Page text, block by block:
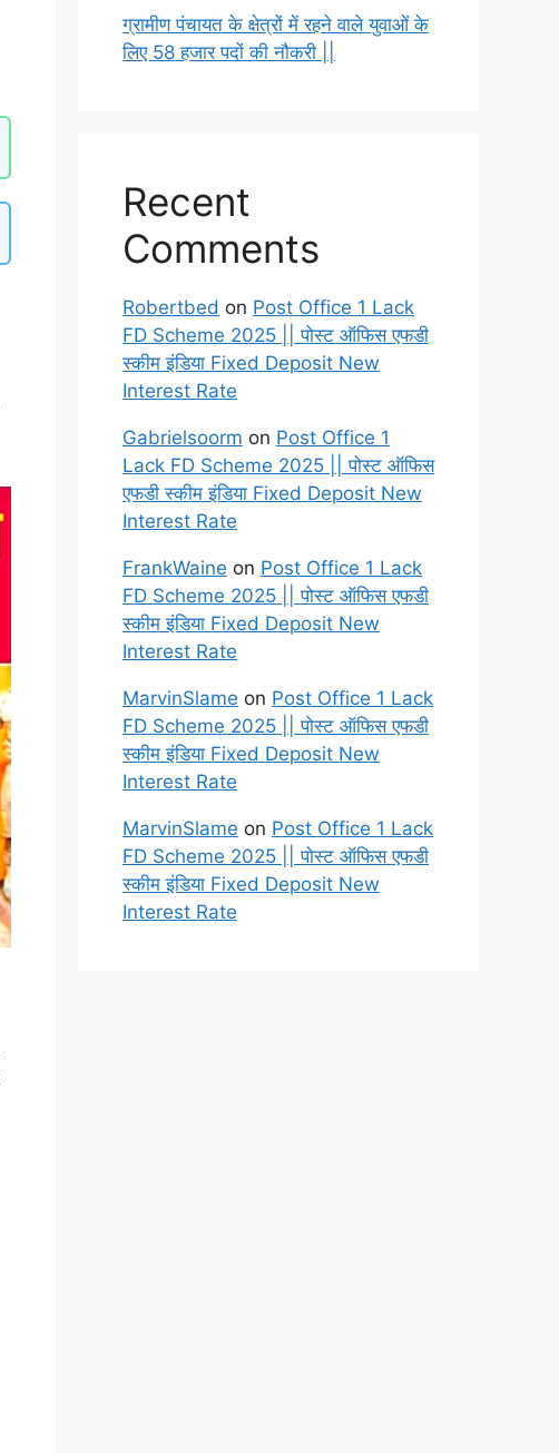
ग्रामीण पंचायत के क्षेत्रों में रहने वाले युवाओं के
लिए 58 हजार पदों की नौकरी ||
Recent
Comments
Robertbed on Post Office 1 Lack
FD Scheme 2025 || पोस्ट ऑफिस एफडी
स्कीम इंडिया Fixed Deposit New
Interest Rate
Gabrielsoorm on Post Office 1
Lack FD Scheme 2025 || पोस्ट ऑफिस
एफडी स्कीम इंडिया Fixed Deposit New
Interest Rate
FrankWaine on Post Office 1 Lack
FD Scheme 2025 || पोस्ट ऑफिस एफडी
स्कीम इंडिया Fixed Deposit New
Interest Rate
MarvinSlame on Post Office 1 Lack
FD Scheme 2025 || पोस्ट ऑफिस एफडी
स्कीम इंडिया Fixed Deposit New
Interest Rate
MarvinSlame on Post Office 1 Lack
FD Scheme 2025 || पोस्ट ऑफिस एफडी
स्कीम इंडिया Fixed Deposit New
Interest Rate